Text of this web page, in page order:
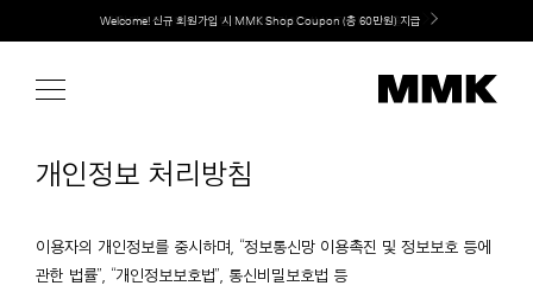
content
Welcome! 신규 회원가입 시 MMK Shop Coupon (총 60만원) 지급
개인정보 처리방침
이용자의 개인정보를 중시하며, “정보통신망 이용촉진 및 정보보호 등에
관한 법률”, “개인정보보호법”, 통신비밀보호법 등